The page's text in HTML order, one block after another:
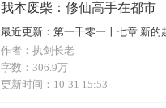
我本废柴：修仙高手在都市
最近更新： 第一千零一十七章 新的
作者： 执剑长老
字数： 306.9万
更新时间： 10-31 15:53